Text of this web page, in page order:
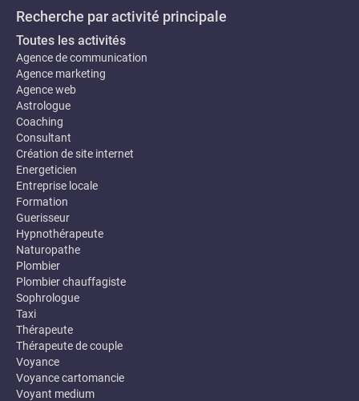
Recherche par activité principale
Toutes les activités
Agence de communication
Agence marketing
Agence web
Astrologue
Coaching
Consultant
Création de site internet
Energeticien
Entreprise locale
Formation
Guerisseur
Hypnothérapeute
Naturopathe
Plombier
Plombier chauffagiste
Sophrologue
Taxi
Thérapeute
Thérapeute de couple
Voyance
Voyance cartomancie
Voyant medium